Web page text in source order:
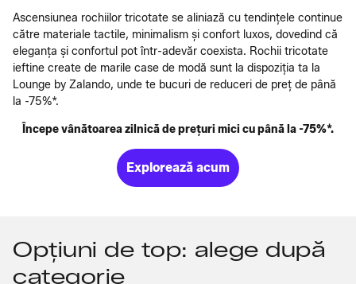
Ascensiunea rochiilor tricotate se aliniază cu tendințele continue
către materiale tactile, minimalism și confort luxos, dovedind că
eleganța și confortul pot într-adevăr coexista. Rochii tricotate
ieftine create de marile case de modă sunt la dispoziția ta la
Lounge by Zalando, unde te bucuri de reduceri de preț de până
la -75%*.
Începe vânătoarea zilnică de prețuri mici cu până la -75%*.
Explorează acum
Opțiuni de top: alege după
categorie